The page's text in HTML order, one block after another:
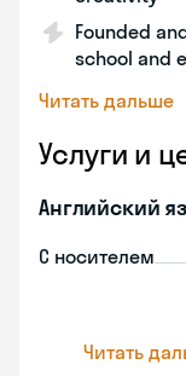
Founded
school and
Читать дальше
Услуги и
Английский
С носителем
Читать